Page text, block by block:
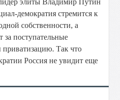
элиты Владимир Путин
демократия стремится к
собственности, а
за поступательные
Так что
Россия не увидит еще